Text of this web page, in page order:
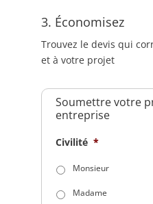
3. Économisez
Trouvez le devis qui
et à votre projet
Soumettre votre
entreprise
Civilité *
Monsieur
Madame